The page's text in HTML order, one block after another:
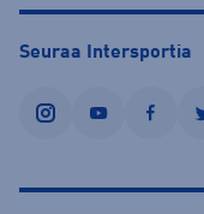
Seuraa Intersportia
instagramyoutube